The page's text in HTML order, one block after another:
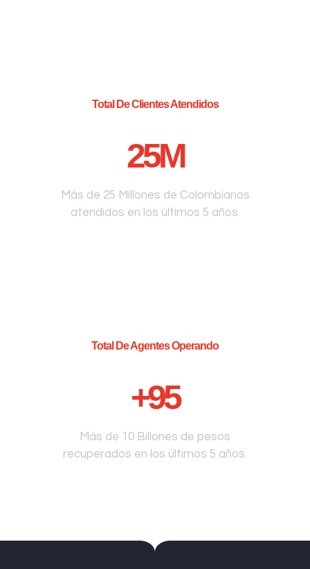
Total De Clientes Atendidos
25M
Más de 25 Millones de Colombianos
atendidos en los últimos 5 años.
Total De Agentes Operando
+95
Más de 10 Billones de pesos
recuperados en los últimos 5 años.